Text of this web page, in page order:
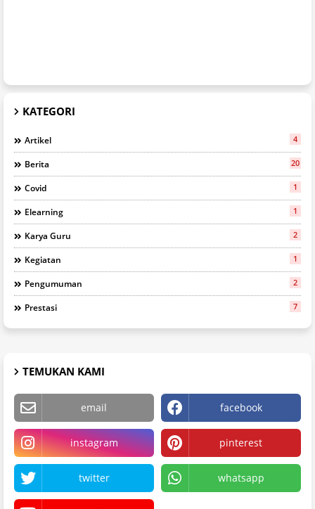
KATEGORI
Artikel 4
Berita 20
Covid 1
Elearning 1
Karya Guru 2
Kegiatan 1
Pengumuman 2
Prestasi 7
TEMUKAN KAMI
email facebook
instagram pinterest
twitter whatsapp